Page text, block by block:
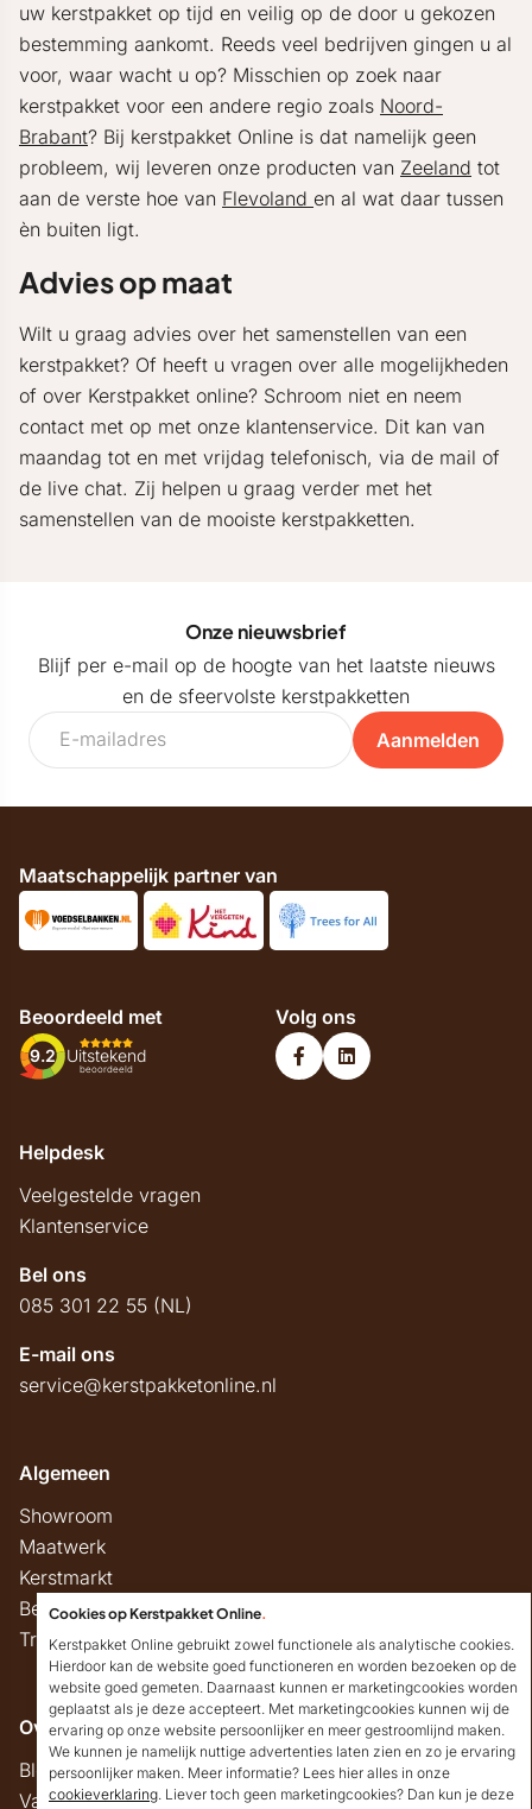
uw kerstpakket op tijd en veilig op de door u gekozen
bestemming aankomt. Reeds veel bedrijven gingen u al
voor, waar wacht u op? Misschien op zoek naar
kerstpakket voor een andere regio zoals Noord-
Brabant? Bij kerstpakket Online is dat namelijk geen
probleem, wij leveren onze producten van Zeeland tot
aan de verste hoe van Flevoland en al wat daar tussen
èn buiten ligt.
Advies op maat
Wilt u graag advies over het samenstellen van een
kerstpakket? Of heeft u vragen over alle mogelijkheden
of over Kerstpakket online? Schroom niet en neem
contact met op met onze klantenservice. Dit kan van
maandag tot en met vrijdag telefonisch, via de mail of
de live chat. Zij helpen u graag verder met het
samenstellen van de mooiste kerstpakketten.
Onze nieuwsbrief
Blijf per e-mail op de hoogte van het laatste nieuws
en de sfeervolste kerstpakketten
Aanmelden
Maatschappelijk partner van
Beoordeeld met
9.2 Uitstekend
beoordeeld
Volg ons
Helpdesk
Veelgestelde vragen
Klantenservice
Bel ons
085 301 22 55 (NL)
E-mail ons
service@kerstpakketonline.nl
Algemeen
Showroom
Maatwerk
Kerstmarkt
Belastingregels
Track & Trace
Overig
Blog
Vacatures
Cookies op Kerstpakket Online.
Kerstpakket Online gebruikt zowel functionele als analytische cookies.
Hierdoor kan de website goed functioneren en worden bezoeken op de
website goed gemeten. Daarnaast kunnen er marketingcookies worden
geplaatst als je deze accepteert. Met marketingcookies kunnen wij de
ervaring op onze website persoonlijker en meer gestroomlijnd maken.
We kunnen je namelijk nuttige advertenties laten zien en zo je ervaring
persoonlijker maken. Meer informatie? Lees hier alles in onze
cookieverklaring. Liever toch geen marketingcookies? Dan kun je deze